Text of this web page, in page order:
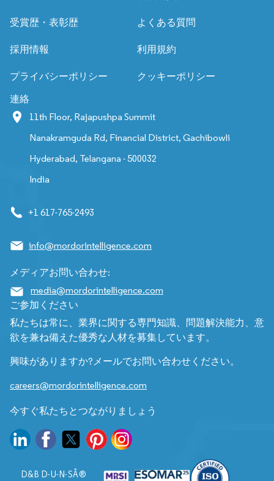
受賞歴・表彰歴 よくある質問
採用情報 利用規約
プライバシーポリシー クッキーポリシー
連絡
11th Floor, Rajapushpa Summit
Nanakramguda Rd, Financial District, Gachibowli
Hyderabad, Telangana - 500032
India
+1 617-765-2493
info@mordorintelligence.com
メディアお問い合わせ:
media@mordorintelligence.com
ご参加ください
私たちは常に、業界に関する専門知識、問題解決能力、意
欲を兼ね備えた優秀な人材を募集しています。
興味がありますか?メールでお問い合わせください。
careers@mordorintelligence.com
今すぐ私たちとつながりましょう
D&B D-U-N-SÂ®